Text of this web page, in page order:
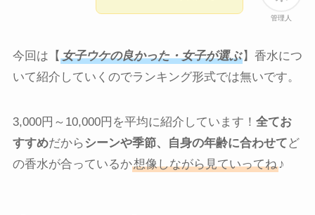
管理人
今回は【 女子ウケの良かった・女子が選ぶ】香水につ
いて紹介していくのでランキング形式では無いです。
3,000円～10,000円を平均に紹介しています！ 全てお
すすめだから シーンや季節、自身の年齢に合わせてど
の香水が合っているか想像しながら見ていってね♪